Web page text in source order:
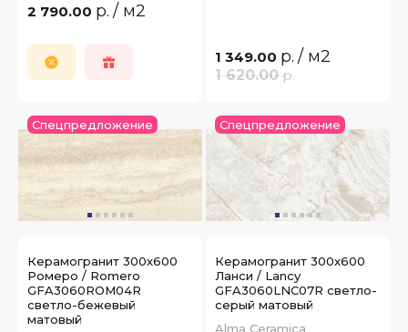
2 790.00 р. / м2
1 349.00 р. / м2
1 620.00 р.
Спецпредложение
Керамогранит 300x600
Ромеро / Romero
GFA3060ROM04R
светло-бежевый
матовый
Спецпредложение
Керамогранит 300x600
Ланси / Lancy
GFA3060LNC07R светло-
серый матовый
Alma Ceramica